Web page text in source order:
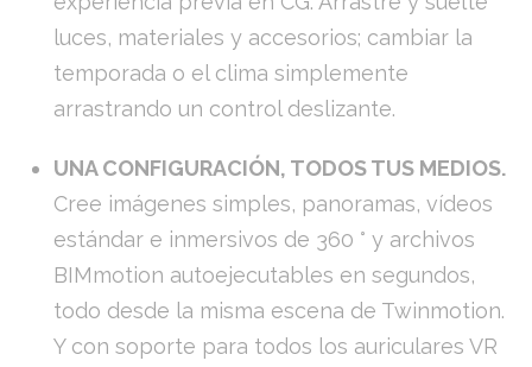
luces, materiales y accesorios; cambiar la
temporada o el clima simplemente
arrastrando un control deslizante.
UNA CONFIGURACIÓN, TODOS TUS MEDIOS.
Cree imágenes simples, panoramas, vídeos
estándar e inmersivos de 360 ​​° y archivos
BIMmotion autoejecutables en segundos,
todo desde la misma escena de Twinmotion.
Y con soporte para todos los auriculares VR